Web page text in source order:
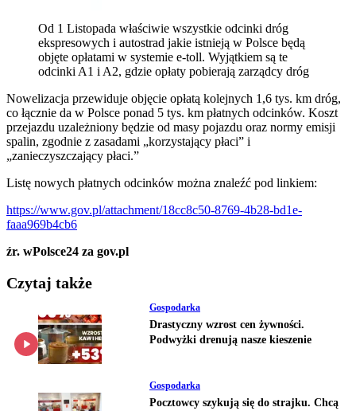
Od 1 Listopada właściwie wszystkie odcinki dróg
ekspresowych i autostrad jakie istnieją w Polsce będą
objęte opłatami w systemie e-toll. Wyjątkiem są te
odcinki A1 i A2, gdzie opłaty pobierają zarządcy dróg
Nowelizacja przewiduje objęcie opłatą kolejnych 1,6 tys. km dróg,
co łącznie da w Polsce ponad 5 tys. km płatnych odcinków. Koszt
przejazdu uzależniony będzie od masy pojazdu oraz normy emisji
spalin, zgodnie z zasadami „korzystający płaci” i
„zanieczyszczający płaci.”
Listę nowych płatnych odcinków można znaleźć pod linkiem:
https://www.gov.pl/attachment/18cc8c50-8769-4b28-bd1e-
faaa969b4cb6
źr. wPolsce24 za gov.pl
Czytaj także
Gospodarka
Drastyczny wzrost cen żywności.
Podwyżki drenują nasze kieszenie
Gospodarka
Pocztowcy szykują się do strajku. Chcą